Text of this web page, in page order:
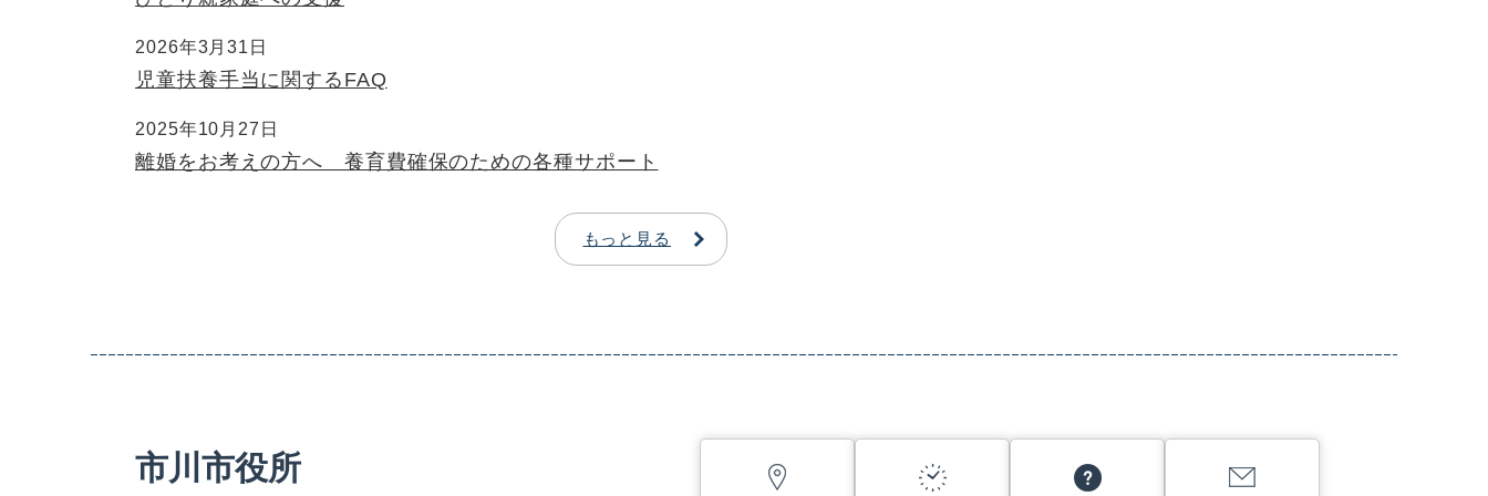
2026年3月31日
児童扶養手当に関するFAQ
2025年10月27日
離婚をお考えの方へ 養育費確保のための各種サポート
もっと見る
市川市役所